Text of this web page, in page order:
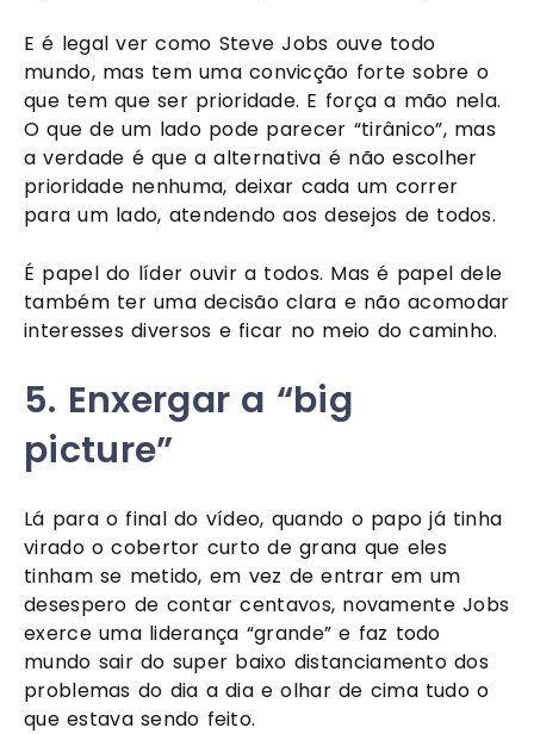
E é legal ver como Steve Jobs ouve todo
mundo, mas tem uma convicção forte sobre o
que tem que ser prioridade. E força a mão nela.
O que de um lado pode parecer “tirânico”, mas
a verdade é que a alternativa é não escolher
prioridade nenhuma, deixar cada um correr
para um lado, atendendo aos desejos de todos.
É papel do líder ouvir a todos. Mas é papel dele
também ter uma decisão clara e não acomodar
interesses diversos e ficar no meio do caminho.
5. Enxergar a “big
picture”
Lá para o final do vídeo, quando o papo já tinha
virado o cobertor curto de grana que eles
tinham se metido, em vez de entrar em um
desespero de contar centavos, novamente Jobs
exerce uma liderança “grande” e faz todo
mundo sair do super baixo distanciamento dos
problemas do dia a dia e olhar de cima tudo o
que estava sendo feito.